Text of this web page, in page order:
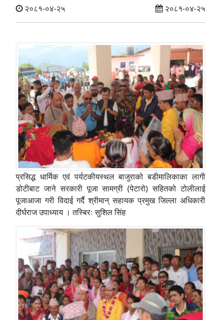
२०८१-०४-२५ २०८१-०४-२५
प्रसिद्ध धार्मिक एवं पर्यटकीयस्थल बाजुराको बडीमालिकाका लागी
डोटीबाट जाने सरकारी पूजा सामग्री (पेटारो) सहितको टोलीलाई
पूजाआजा गरी विदाई गर्दै श्रीमान् सहायक प्रमुख जिल्ला अधिकारी
दीर्घराज उपाध्याय । तस्बिरः सुशिल सिंह